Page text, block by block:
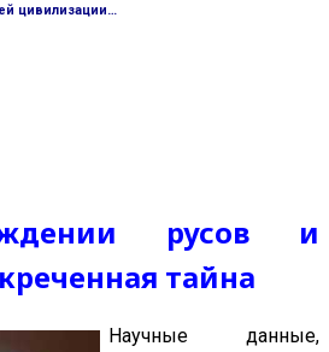
цивилизации…
русов и
тайна
Научные данные,